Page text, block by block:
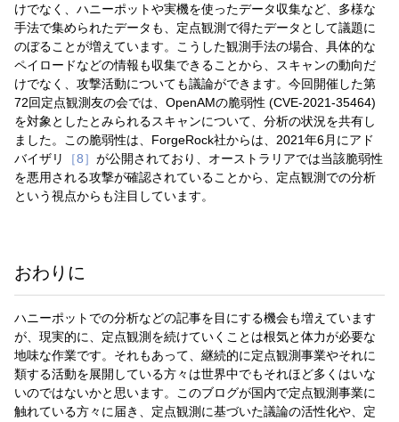
けでなく、ハニーポットや実機を使ったデータ収集など、多様な
手法で集められたデータも、定点観測で得たデータとして議題に
のぼることが増えています。こうした観測手法の場合、具体的な
ペイロードなどの情報も収集できることから、スキャンの動向だ
けでなく、攻撃活動についても議論ができます。今回開催した第
72回定点観測友の会では、OpenAMの脆弱性 (CVE-2021-35464)
を対象としたとみられるスキャンについて、分析の状況を共有し
ました。この脆弱性は、ForgeRock社からは、2021年6月にアド
バイザリ
［8］ が公開されており、オーストラリアでは当該脆弱性
を悪用される攻撃が確認されていることから、定点観測での分析
という視点からも注目しています。
おわりに
ハニーポットでの分析などの記事を目にする機会も増えています
が、現実的に、定点観測を続けていくことは根気と体力が必要な
地味な作業です。それもあって、継続的に定点観測事業やそれに
類する活動を展開している方々は世界中でもそれほど多くはいな
いのではないかと思います。このブログが国内で定点観測事業に
触れている方々に届き、定点観測に基づいた議論の活性化や、定